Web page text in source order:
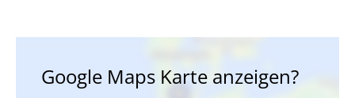
Google Maps Karte anzeigen?